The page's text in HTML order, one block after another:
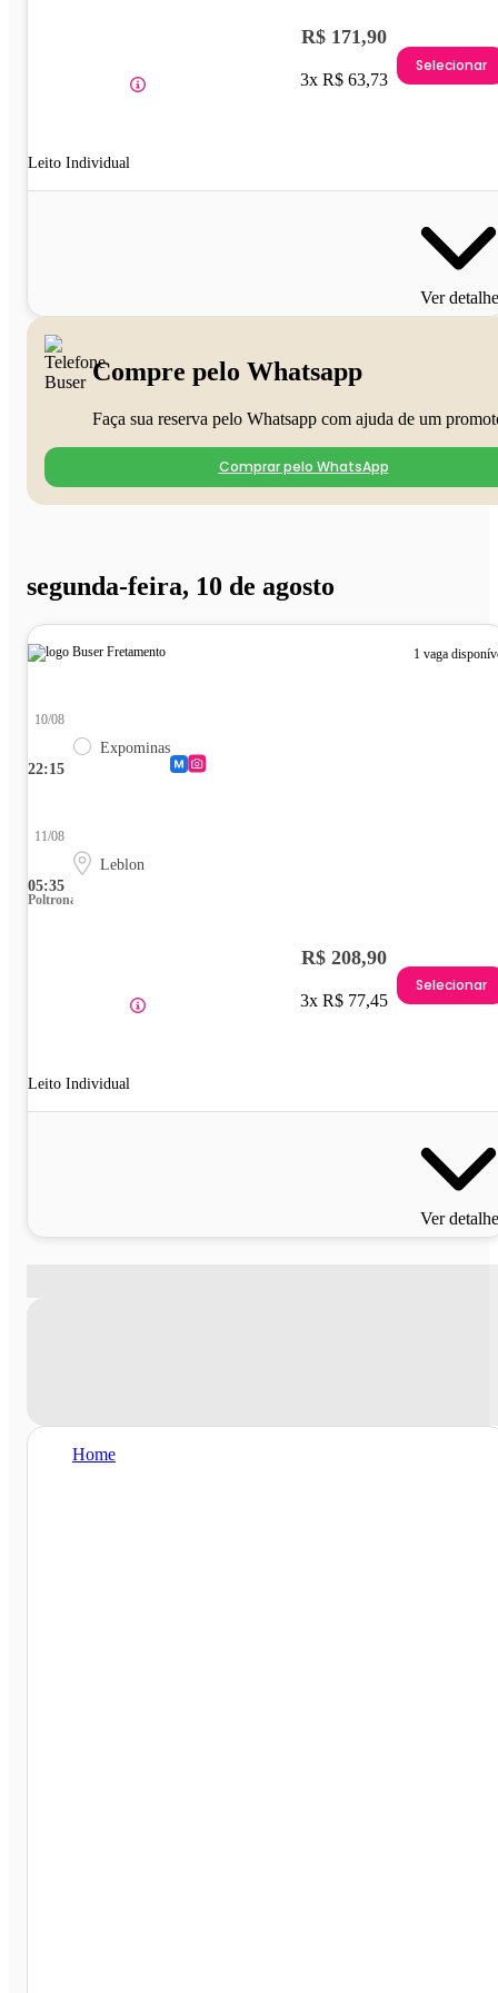
Leito Individual
R$ 171,90
3x R$ 63,73
Selecionar
Ver
Compre pelo Whatsapp
Faça sua reserva pelo Whatsapp com ajuda de um
Comprar pelo WhatsApp
segunda-feira, 10 de agosto
1 vaga
22:15
10/08
Expominas
05:35
11/08
Leblon
Poltrona
Leito Individual
R$ 208,90
3x R$ 77,45
Selecionar
Ver
Home